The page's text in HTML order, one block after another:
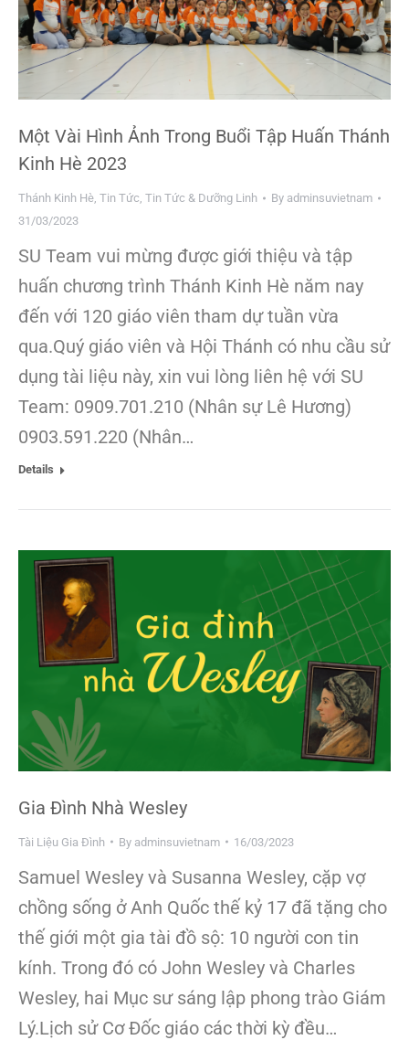
Một Vài Hình Ảnh Trong Buổi Tập Huấn Thánh
Kinh Hè 2023
Thánh Kinh Hè, Tin Tức, Tin Tức & Dưỡng Linh By adminsuvietnam
31/03/2023
SU Team vui mừng được giới thiệu và tập
huấn chương trình Thánh Kinh Hè năm nay
đến với 120 giáo viên tham dự tuần vừa
qua.Quý giáo viên và Hội Thánh có nhu cầu sử
dụng tài liệu này, xin vui lòng liên hệ với SU
Team: 0909.701.210 (Nhân sự Lê Hương)
0903.591.220 (Nhân…
Details
Gia Đình Nhà Wesley
Tài Liệu Gia Đình By adminsuvietnam 16/03/2023
Samuel Wesley và Susanna Wesley, cặp vợ
chồng sống ở Anh Quốc thế kỷ 17 đã tặng cho
thế giới một gia tài đồ sộ: 10 người con tin
kính. Trong đó có John Wesley và Charles
Wesley, hai Mục sư sáng lập phong trào Giám
Lý.Lịch sử Cơ Đốc giáo các thời kỳ đều…